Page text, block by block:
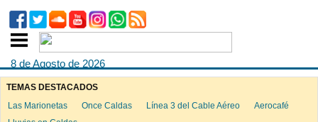
8 de Agosto de 2026
TEMAS DESTACADOS
Las Marionetas
Once Caldas Línea 3 del Cable Aéreo
Aerocafé